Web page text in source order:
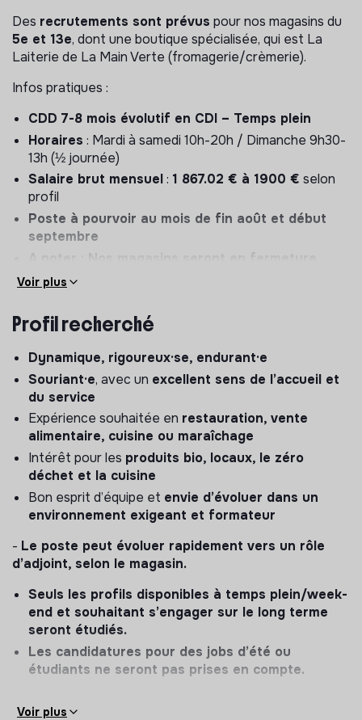
Des recrutements sont prévus pour nos magasins du
5e et 13e, dont une boutique spécialisée, qui est La
Laiterie de La Main Verte (fromagerie/crèmerie).
Infos pratiques :
CDD 7-8 mois évolutif en CDI – Temps plein
Horaires : Mardi à samedi 10h-20h / Dimanche 9h30-
13h (½ journée)
Salaire brut mensuel: 1 867.02 € à 1900 € selon
profil
Poste à pourvoir au mois de fin août et début
septembre
A noter : Nos magasins seront en fermeture
estivale du dimanche 26 juillet 2026 et
réouvriront le vendredi 21 août 2026.
Voir plus
Profil recherché
Dynamique, rigoureux·se, endurant·e
Souriant·e, avec un excellent sens de l’accueil et
du service
Expérience souhaitée en restauration, vente
alimentaire, cuisine ou maraîchage
Intérêt pour les produits bio, locaux, le zéro
déchet et la cuisine
Bon esprit d’équipe et envie d’évoluer dans un
environnement exigeant et formateur
- Le poste peut évoluer rapidement vers un rôle
d’adjoint, selon le magasin.
Seuls les profils disponibles à temps plein/week-
end et souhaitant s’engager sur le long terme
seront étudiés.
Les candidatures pour des jobs d’été ou
étudiants ne seront pas prises en compte.
Voir plus